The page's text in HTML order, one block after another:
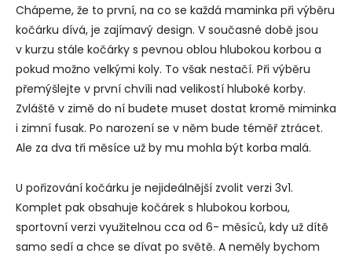
Chápeme, že to první, na co se každá maminka při výběru
kočárku dívá, je zajímavý design. V současné době jsou
v kurzu stále kočárky s pevnou oblou hlubokou korbou a
pokud možno velkými koly. To však nestačí. Při výběru
přemýšlejte v první chvíli nad velikostí hluboké korby.
Zvláště v zimě do ní budete muset dostat kromě miminka
i zimní fusak. Po narození se v něm bude téměř ztrácet.
Ale za dva tři měsíce už by mu mohla být korba malá.
U pořizování kočárku je nejideálnější zvolit verzi 3v1.
Komplet pak obsahuje kočárek s hlubokou korbou,
sportovní verzi využitelnou cca od 6- měsíců, kdy už dítě
samo sedí a chce se dívat po světě. A neměly bychom